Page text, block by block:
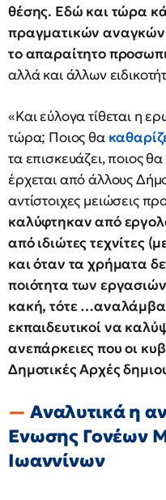
θέσης. Εδώ και τώρα
πραγματικών αναγκών
το απαραίτητο
αλλά και άλλων
«Και εύλογα τίθεται η
τώρα; Ποιος θα
τα επισκευάζει, ποιος
έρχεται από άλλους
αντίστοιχες μειώσεις
καλύφτηκαν από
από ιδιώτες τεχνίτες
και όταν τα χρήματα
ποιότητα των
κακή, τότε
εκπαιδευτικοί να
ανεπάρκειες που οι
Δημοτικές Αρχές
Αναλυτικά η
Ενωσης Γονέων
Ιωαννίνων